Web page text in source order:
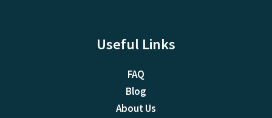
Useful Links
FAQ
Blog
About Us